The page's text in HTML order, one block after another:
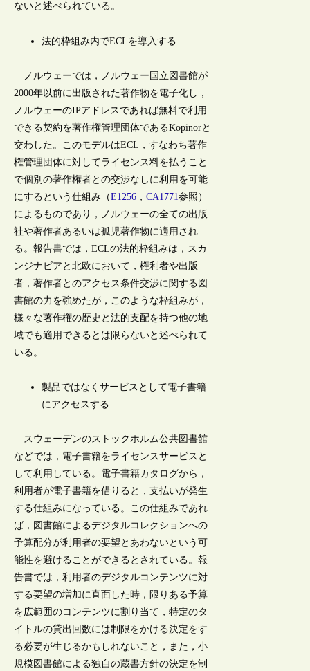
ないと述べられている。
法的枠組み内でECLを導入する
ノルウェーでは，ノルウェー国立図書館が
2000年以前に出版された著作物を電子化し，
ノルウェーのIPアドレスであれば無料で利用
できる契約を著作権管理団体であるKopinorと
交わした。このモデルはECL，すなわち著作
権管理団体に対してライセンス料を払うこと
で個別の著作権者との交渉なしに利用を可能
にするという仕組み（E1256 ，CA1771参照）
によるものであり，ノルウェーの全ての出版
社や著作者あるいは孤児著作物に適用され
る。報告書では，ECLの法的枠組みは，スカ
ンジナビアと北欧において，権利者や出版
者，著作者とのアクセス条件交渉に関する図
書館の力を強めたが，このような枠組みが，
様々な著作権の歴史と法的支配を持つ他の地
域でも適用できるとは限らないと述べられて
いる。
製品ではなくサービスとして電子書籍
にアクセスする
スウェーデンのストックホルム公共図書館
などでは，電子書籍をライセンスサービスと
して利用している。電子書籍カタログから，
利用者が電子書籍を借りると，支払いが発生
する仕組みになっている。この仕組みであれ
ば，図書館によるデジタルコレクションへの
予算配分が利用者の要望とあわないという可
能性を避けることができるとされている。報
告書では，利用者のデジタルコンテンツに対
する要望の増加に直面した時，限りある予算
を広範囲のコンテンツに割り当て，特定のタ
イトルの貸出回数には制限をかける決定をす
る必要が生じるかもしれないこと，また，小
規模図書館による独自の蔵書方針の決定を制